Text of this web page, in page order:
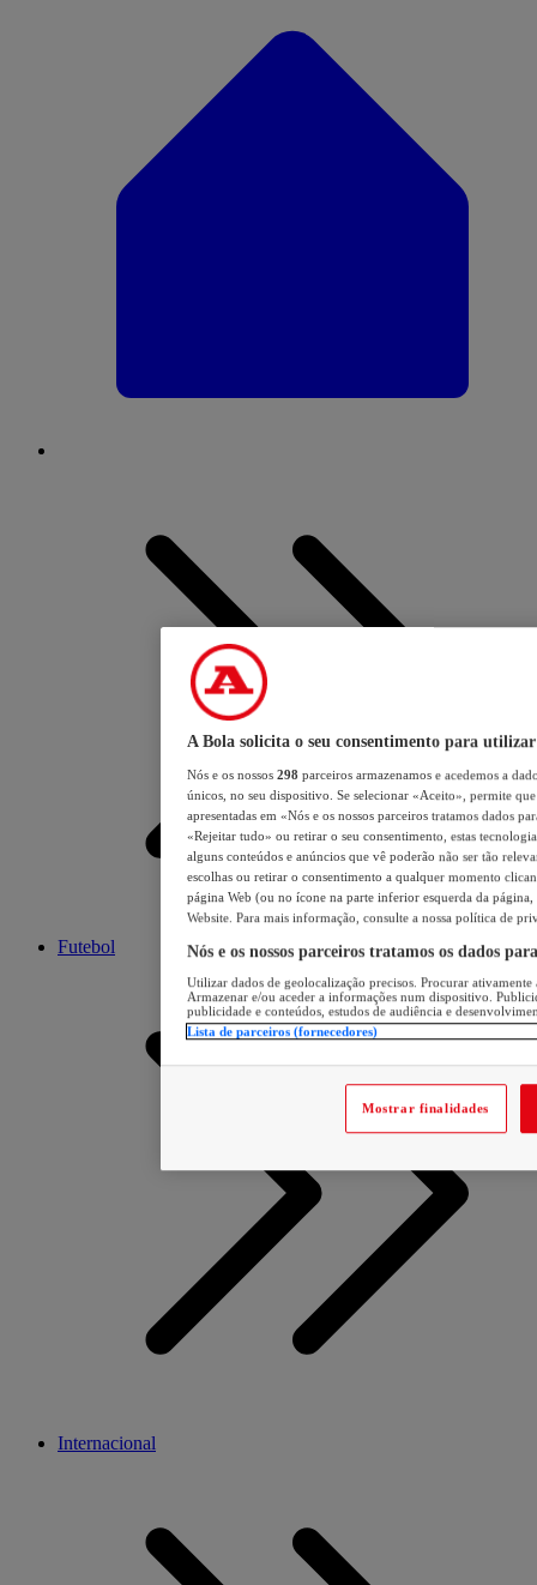
Futebol
Internacional
A Bola solicita o seu consentimento para utilizar
Nós e os nossos 298 parceiros armazenamos e acedemos a
únicos, no seu dispositivo. Se selecionar «Aceito», permite
apresentadas em «Nós e os nossos parceiros tratamos dados
«Rejeitar tudo» ou retirar o seu consentimento, estas
alguns conteúdos e anúncios que vê poderão não ser tão
escolhas ou retirar o consentimento a qualquer momento
página Web (ou no ícone na parte inferior esquerda da página,
Website. Para mais informação, consulte a nossa política de
Nós e os nossos parceiros tratamos os dados
Utilizar dados de geolocalização precisos. Procurar
Armazenar e/ou aceder a informações num dispositivo.
publicidade e conteúdos, estudos de audiência e
Lista de parceiros (fornecedores)
Mostrar finalidades